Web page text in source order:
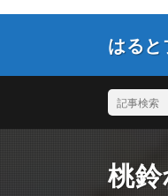
はると
桃